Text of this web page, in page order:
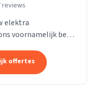
reviews
elektra
voornamelijk bezig
offertes